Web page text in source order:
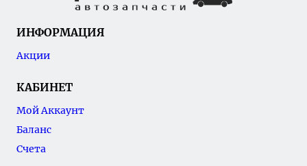
ИНФОРМАЦИЯ
Акции
КАБИНЕТ
Мой Аккаунт
Баланс
Счета